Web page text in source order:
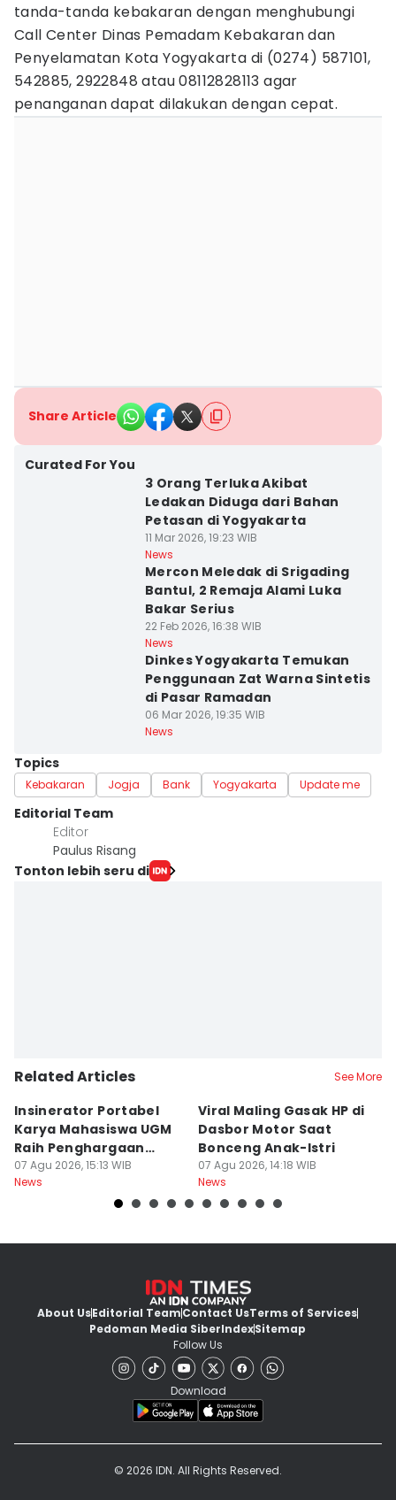
tanda-tanda kebakaran dengan menghubungi
Call Center Dinas Pemadam Kebakaran dan
Penyelamatan Kota Yogyakarta di (0274) 587101,
542885, 2922848 atau 08112828113 agar
penanganan dapat dilakukan dengan cepat.
Share Article
Curated For You
3 Orang Terluka Akibat
Ledakan Diduga dari Bahan
Petasan di Yogyakarta
11 Mar 2026, 19:23 WIB
News
Mercon Meledak di Srigading
Bantul, 2 Remaja Alami Luka
Bakar Serius
22 Feb 2026, 16:38 WIB
News
Dinkes Yogyakarta Temukan
Penggunaan Zat Warna Sintetis
di Pasar Ramadan
06 Mar 2026, 19:35 WIB
News
Topics
Kebakaran Jogja Bank Yogyakarta Update me
Editorial Team
Editor
Paulus Risang
Tonton lebih seru di
Related Articles See More
Insinerator Portabel
Karya Mahasiswa UGM
Raih Penghargaan
Internasional
07 Agu 2026, 15:13 WIB
News
Viral Maling Gasak HP di
Dasbor Motor Saat
Bonceng Anak-Istri
07 Agu 2026, 14:18 WIB
News
About UsEditorial TeamContact UsTerms of Services
Pedoman Media SiberIndexSitemap
Follow Us
Download
© 2026 IDN. All Rights Reserved.